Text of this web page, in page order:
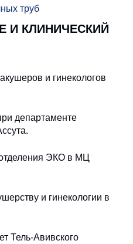
труб
И КЛИНИЧЕСКИЙ
и гинекологов
департаменте
ЭКО в МЦ
и гинекологии в
Тель-Авивского